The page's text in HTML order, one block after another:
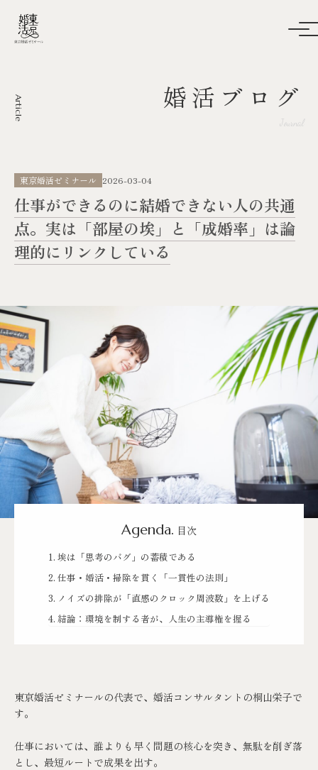
Article 婚活ブログ
Journal
東京婚活ゼミナール 2026-03-04
仕事ができるのに結婚できない人の共通
点。実は「部屋の埃」と「成婚率」は論
理的にリンクしている
Agenda. 目次
埃は「思考のバグ」の蓄積である
仕事・婚活・掃除を貫く「一貫性の法則」
ノイズの排除が「直感のクロック周波数」を上げる
結論：環境を制する者が、人生の主導権を握る
東京婚活ゼミナールの代表で、婚活コンサルタントの桐山栄子で
す。
仕事においては、誰よりも早く問題の核心を突き、無駄を削ぎ落
とし、最短ルートで成果を出す。